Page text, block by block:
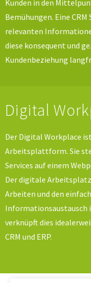
Kunden in den
Bemühungen. Eine
relevanten
diese konsequent und
Kundenbeziehung
Digital
Der Digital Workplace
Arbeitsplattform. Sie
Services auf einem
Der digitale
Arbeiten und den
Informationsaustausch
verknüpft dies
CRM und ERP.